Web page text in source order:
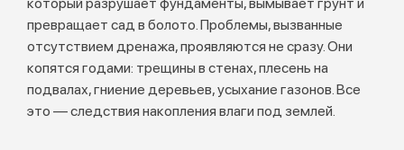
превращает сад в болото. Проблемы, вызванные
отсутствием дренажа, проявляются не сразу. Они
копятся годами: трещины в стенах, плесень на
подвалах, гниение деревьев, усыхание газонов. Все
это — следствия накопления влаги под землей.